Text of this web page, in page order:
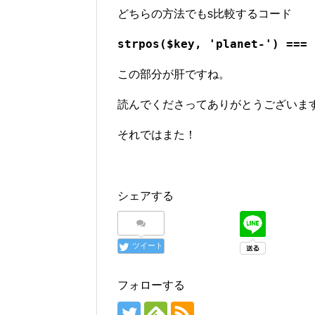
どちらの方法でもs比較するコード
strpos($key, 'planet-') ===
この部分が肝ですね。
読んでくださってありがとうございま
それではまた！
シェアする
ツイート
フォローする